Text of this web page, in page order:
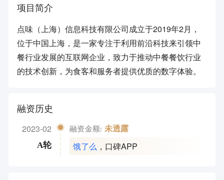
项目简介
点味（上海）信息科技有限公司成立于2019年2月，
位于中国上海，是一家专注于利用前沿科技来引领中
餐行业发展的互联网企业，致力于推动中餐餐饮行业
的技术创新，为食客和服务者提供优质的数字体验。
融资历史
2023-02
A轮
融资金额: 未透露
饿了么 ， 口碑APP